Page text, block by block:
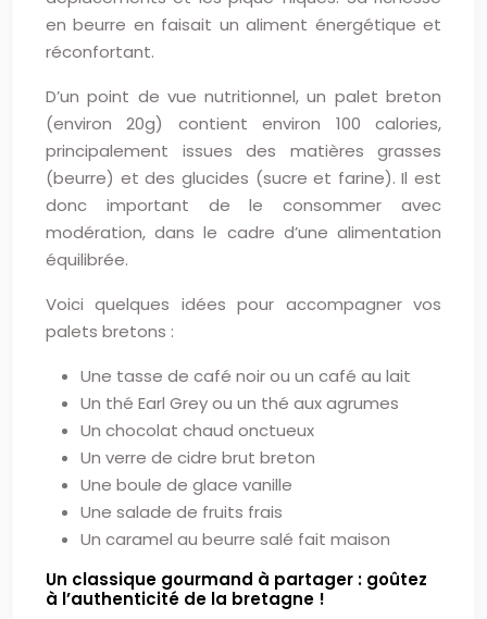
en beurre en faisait un aliment énergétique et
réconfortant.
D’un point de vue nutritionnel, un palet breton
(environ 20g) contient environ 100 calories,
principalement issues des matières grasses
(beurre) et des glucides (sucre et farine). Il est
donc important de le consommer avec
modération, dans le cadre d’une alimentation
équilibrée.
Voici quelques idées pour accompagner vos
palets bretons :
Une tasse de café noir ou un café au lait
Un thé Earl Grey ou un thé aux agrumes
Un chocolat chaud onctueux
Un verre de cidre brut breton
Une boule de glace vanille
Une salade de fruits frais
Un caramel au beurre salé fait maison
Un classique gourmand à partager : goûtez
à l’authenticité de la bretagne !